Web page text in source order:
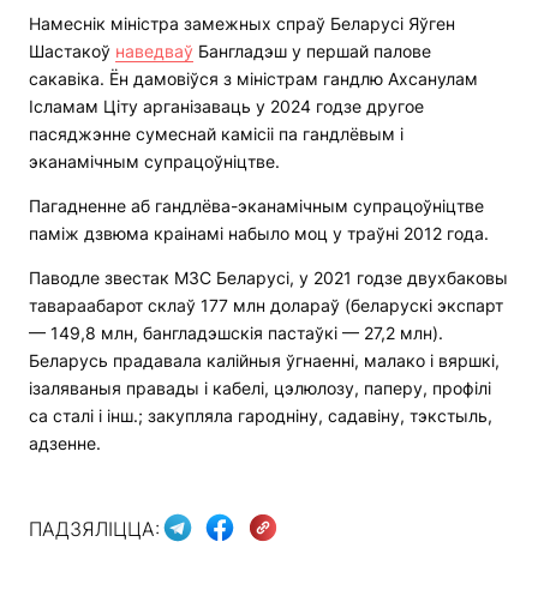
Намеснік міністра замежных спраў Беларусі Яўген
Шастакоў наведваў Бангладэш у першай палове
сакавіка. Ён дамовіўся з міністрам гандлю Ахсанулам
Ісламам Ціту арганізаваць у 2024 годзе другое
пасяджэнне сумеснай камісіі па гандлёвым і
эканамічным супрацоўніцтве.
Пагадненне аб гандлёва-эканамічным супрацоўніцтве
паміж дзвюма краінамі набыло моц у траўні 2012 года.
Паводле звестак МЗС Беларусі, у 2021 годзе двухбаковы
тавараабарот склаў 177 млн долараў (беларускі экспарт
— 149,8 млн, бангладэшскія пастаўкі — 27,2 млн).
Беларусь прадавала калійныя ўгнаенні, малако і вяршкі,
ізаляваныя правады і кабелі, цэлюлозу, паперу, профілі
са сталі і інш.; закупляла гародніну, садавіну, тэкстыль,
адзенне.
ПАДЗЯЛІЦЦА: